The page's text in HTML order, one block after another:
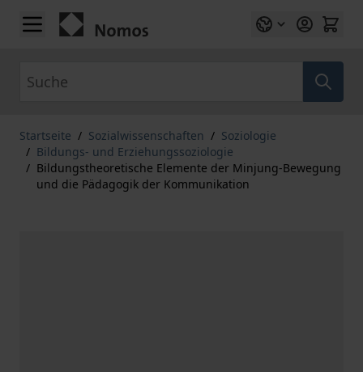
Zum Inhalt springen
Startseite / Sozialwissenschaften / Soziologie
/ Bildungs- und Erziehungssoziologie
/ Bildungstheoretische Elemente der Minjung-Bewegung
und die Pädagogik der Kommunikation